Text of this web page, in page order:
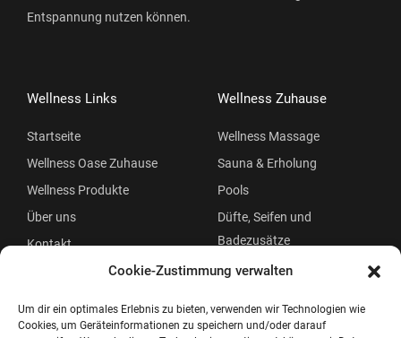
Cookie-Zustimmung verwalten
Um dir ein optimales Erlebnis zu bieten, verwenden wir Technologien wie
Cookies, um Geräteinformationen zu speichern und/oder darauf
Entspannung nutzen können.
Wellness Links
Startseite
Wellness Oase Zuhause
Wellness Produkte
Über uns
Kontakt
Wellness Zuhause
Wellness Massage
Sauna & Erholung
Pools
Düfte, Seifen und
Badezusätze
Beauty